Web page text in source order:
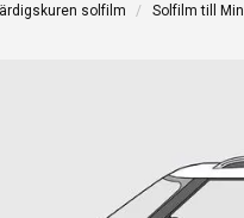
solfilm Solfilm till